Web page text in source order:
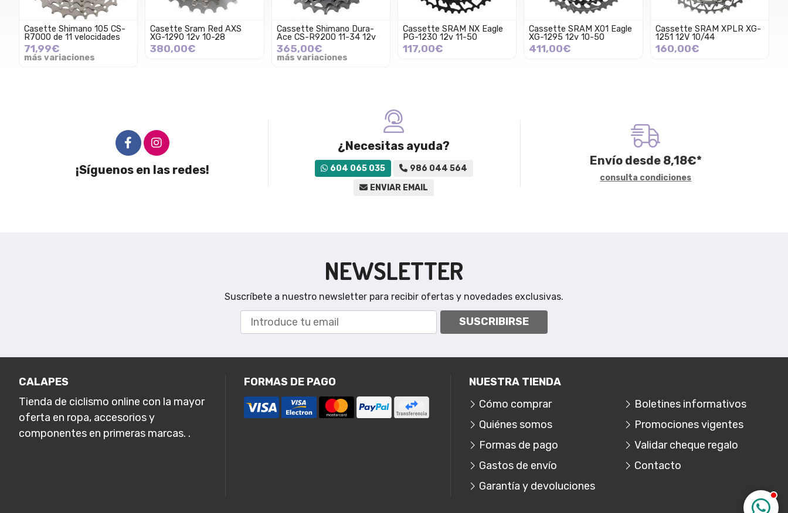
Casette Shimano 105 CS-
R7000 de 11 velocidades
71,99€
más variaciones
Casette Sram Red AXS
XG-1290 12v 10-28
380,00€
Cassette Shimano Dura-
Ace CS-R9200 11-34 12v
365,00€
más variaciones
Cassette SRAM NX Eagle
PG-1230 12v 11-50
117,00€
Cassette SRAM X01 Eagle
XG-1295 12v 10-50
411,00€
Cassette SRAM XPLR XG-
1251 12V 10/44
160,00€
¡Síguenos en las redes!
¿Necesitas ayuda?
604 065 035
986 044 564
ENVIAR EMAIL
Envío desde 8,18€*
consulta condiciones
NEWSLETTER
Suscríbete a nuestro newsletter para recibir ofertas y novedades exclusivas.
SUSCRIBIRSE
CALAPES
Tienda de ciclismo online con la mayor
oferta en ropa, accesorios y
componentes en primeras marcas. .
FORMAS DE PAGO
NUESTRA TIENDA
Cómo comprar
Quiénes somos
Formas de pago
Gastos de envío
Garantía y devoluciones
Boletines informativos
Promociones vigentes
Validar cheque regalo
Contacto